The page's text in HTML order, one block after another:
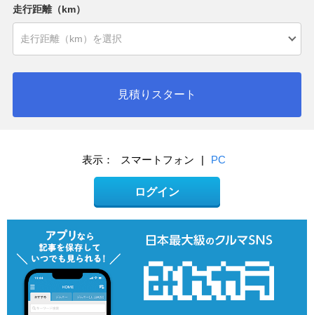
走行距離（km）
見積りスタート
表示： スマートフォン | PC
ログイン